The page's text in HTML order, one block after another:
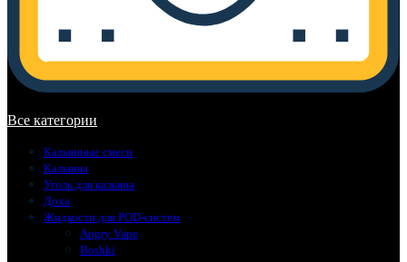
Все категории
Кальянные смеси
Кальяны
Уголь для кальяна
Доха
Жидкости для POD-систем
Angry Vape
Boshki